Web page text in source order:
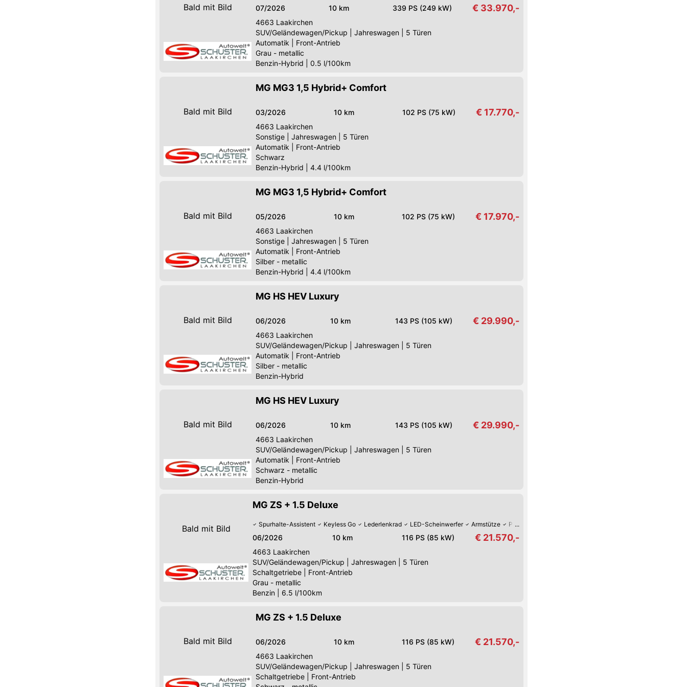
Bald mit Bild 07/2026 10 km 339 PS (249 kW) € 33.970,-
4663 Laakirchen
SUV/Geländewagen/Pickup
Jahreswagen
5 Türen
Automatik
Front-Antrieb
Grau - metallic
Benzin-Hybrid
0.5 l/100km
Bald mit Bild
MG MG3 1,5 Hybrid+ Comfort
03/2026 10 km 102 PS (75 kW) € 17.770,-
4663 Laakirchen
Sonstige
Jahreswagen
5 Türen
Automatik
Front-Antrieb
Schwarz
Benzin-Hybrid
4.4 l/100km
Bald mit Bild
MG MG3 1,5 Hybrid+ Comfort
05/2026 10 km 102 PS (75 kW) € 17.970,-
4663 Laakirchen
Sonstige
Jahreswagen
5 Türen
Automatik
Front-Antrieb
Silber - metallic
Benzin-Hybrid
4.4 l/100km
Bald mit Bild
MG HS HEV Luxury
06/2026 10 km 143 PS (105 kW) € 29.990,-
4663 Laakirchen
SUV/Geländewagen/Pickup
Jahreswagen
5 Türen
Automatik
Front-Antrieb
Silber - metallic
Benzin-Hybrid
Bald mit Bild
MG HS HEV Luxury
06/2026 10 km 143 PS (105 kW) € 29.990,-
4663 Laakirchen
SUV/Geländewagen/Pickup
Jahreswagen
5 Türen
Automatik
Front-Antrieb
Schwarz - metallic
Benzin-Hybrid
Bald mit Bild
MG ZS + 1.5 Deluxe
Spurhalte-Assistent Keyless Go Lederlenkrad LED-Scheinwerfer Armstütze Park-Assistent hinten
06/2026 10 km 116 PS (85 kW) € 21.570,-
4663 Laakirchen
SUV/Geländewagen/Pickup
Jahreswagen
5 Türen
Schaltgetriebe
Front-Antrieb
Grau - metallic
Benzin
6.5 l/100km
Bald mit Bild
MG ZS + 1.5 Deluxe
06/2026 10 km 116 PS (85 kW) € 21.570,-
4663 Laakirchen
SUV/Geländewagen/Pickup
Jahreswagen
5 Türen
Schaltgetriebe
Front-Antrieb